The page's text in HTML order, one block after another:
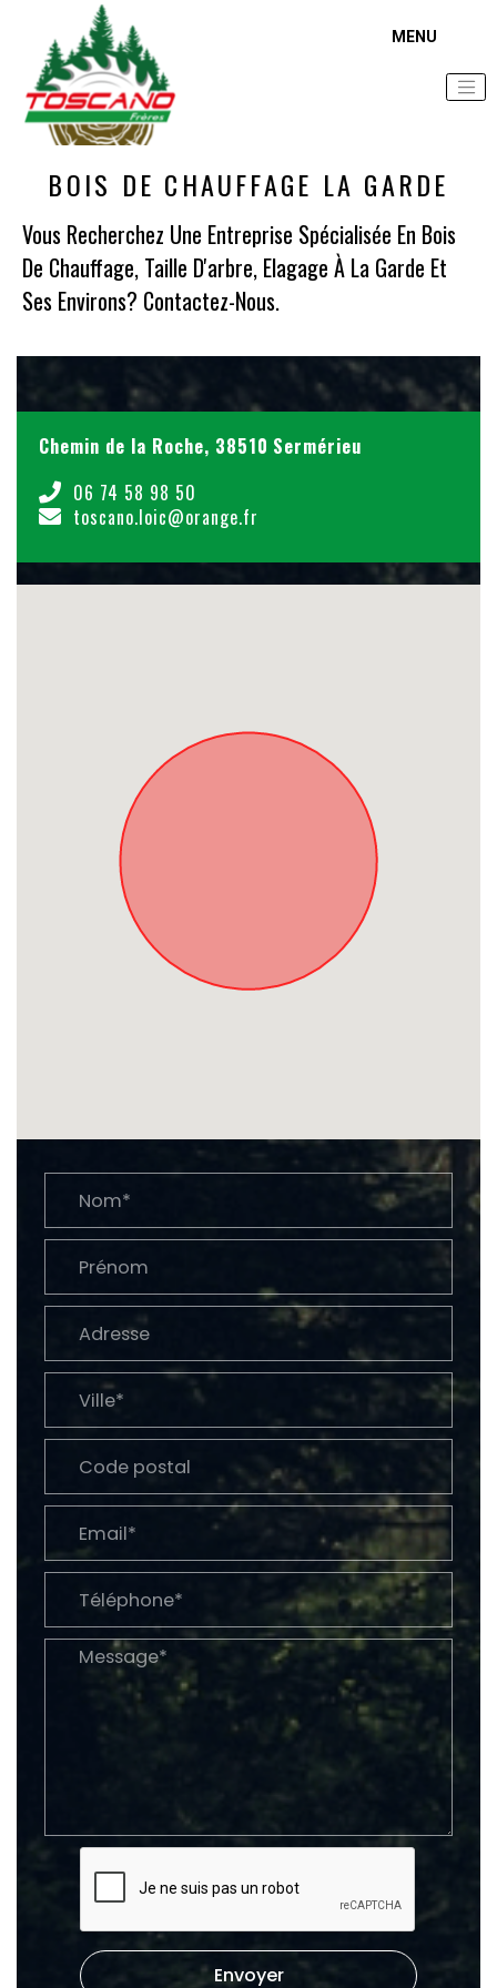
Accueil Zone d'intervention
BOIS DE CHAUFFAGE LA GARDE
Vous Recherchez Une Entreprise Spécialisée En Bois
De Chauffage, Taille D'arbre, Elagage À La Garde Et
Ses Environs? Contactez-Nous.
Chemin de la Roche, 38510 Sermérieu
06 74 58 98 50
toscano.loic@orange.fr
Envoyer